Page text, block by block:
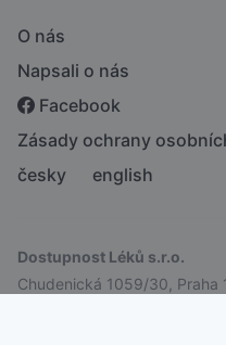
O nás
Napsali o nás
Facebook
Zásady ochrany
česky
english
Dostupnost Léků s.r.o.
Chudenická 1059/30, Praha